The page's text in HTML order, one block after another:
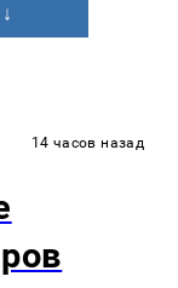
14 часов назад